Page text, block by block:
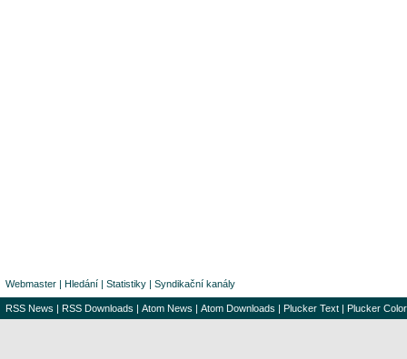
Webmaster | Hledání | Statistiky | Syndikační kanály
RSS News | RSS Downloads | Atom News | Atom Downloads | Plucker Text | Plucker Color